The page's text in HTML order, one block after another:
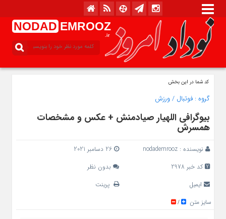
NODAD EMROOZ
.ir
کد شما در این بخش
گروه : فوتبال /ورزش
بیوگرافی اللهیار صیادمنش + عکس و مشخصات
همسرش
نویسنده : nodademrooz
26 دسامبر 2021
کد خبر 2978
بدون نظر
ایمیل
پرینت
سایز متن
/